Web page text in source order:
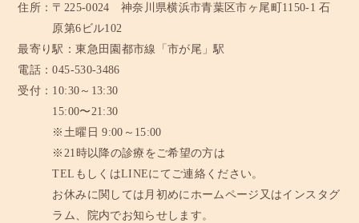
住所： 〒225-0024 神奈川県横浜市青葉区市ヶ尾町1150-1 石
原第6ビル102
最寄り駅：東急田園都市線「市が尾」駅
電話：045-530-3486
受付： 10:30～13:30
15:00〜21:30
※土曜日 9:00～15:00
※21時以降の診療をご希望の方は
TELもしくはLINEにてご連絡ください。
お休みに関しては月初めにホームページ又はインスタグ
ラム、
院内でお知らせします。